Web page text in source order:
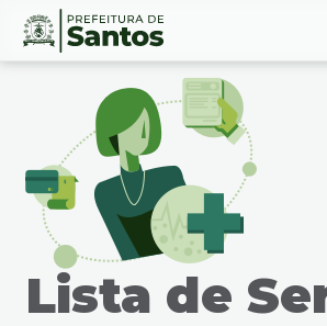
Ir
Conteúdo
Lista de